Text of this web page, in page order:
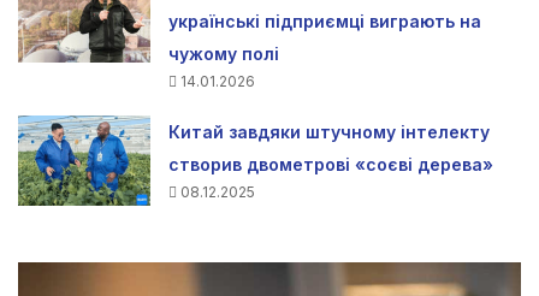
українські підприємці виграють на
чужому полі
14.01.2026
Китай завдяки штучному інтелекту
створив двометрові «соєві дерева»
08.12.2025